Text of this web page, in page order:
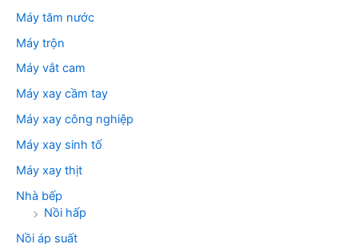
Máy tăm nước
Máy trộn
Máy vắt cam
Máy xay cầm tay
Máy xay công nghiệp
Máy xay sinh tố
Máy xay thịt
Nhà bếp
Nồi hấp
Nồi áp suất